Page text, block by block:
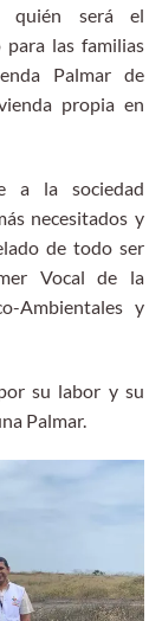
quién será el
para las familias
Palmar de
propia en
a la sociedad
necesitados y
de todo ser
Vocal de la
Ambientales y
su labor y su
Palmar.